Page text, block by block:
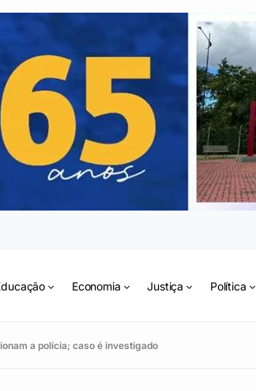
Economia Justiça Política
a polícia; caso é investigado